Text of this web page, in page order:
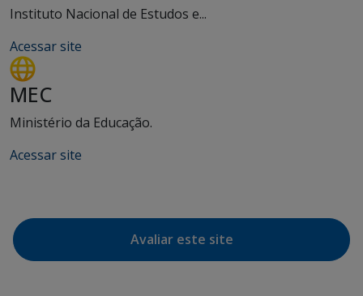
Instituto Nacional de Estudos e...
Acessar site
MEC
Ministério da Educação.
Acessar site
Avaliar este site